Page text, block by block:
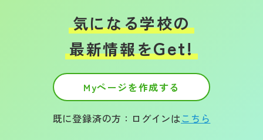
気になる学校の
最新情報をGet!
Myページを作成する
既に登録済の方：ログインはこちら